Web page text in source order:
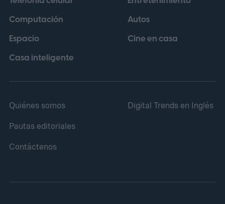
Computación
Espacio
Casa inteligente
Autos
Cine en casa
Quiénes somos
Pautas editoriales
Contáctenos
Digital Trends en Inglés